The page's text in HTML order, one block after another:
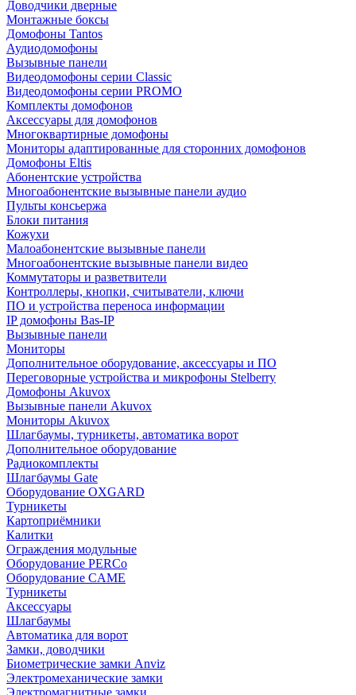
Доводчики дверные
Монтажные боксы
Домофоны Tantos
Аудиодомофоны
Вызывные панели
Видеодомофоны серии Classic
Видеодомофоны серии PROMO
Комплекты домофонов
Аксессуары для домофонов
Многоквартирные домофоны
Мониторы адаптированные для сторонних домофонов
Домофоны Eltis
Абонентские устройства
Многоабонентские вызывные панели аудио
Пульты консьержа
Блоки питания
Кожухи
Малоабонентские вызывные панели
Многоабонентские вызывные панели видео
Коммутаторы и разветвители
Контроллеры, кнопки, считыватели, ключи
ПО и устройства переноса информации
IP домофоны Bas-IP
Вызывные панели
Мониторы
Дополнительное оборудование, аксессуары и ПО
Переговорные устройства и микрофоны Stelberry
Домофоны Akuvox
Вызывные панели Akuvox
Мониторы Akuvox
Шлагбаумы, турникеты, автоматика ворот
Дополнительное оборудование
Радиокомплекты
Шлагбаумы Gate
Оборудование OXGARD
Турникеты
Картоприёмники
Калитки
Ограждения модульные
Оборудование PERCo
Оборудование CAME
Турникеты
Аксессуары
Шлагбаумы
Автоматика для ворот
Замки, доводчики
Биометрические замки Anviz
Электромеханические замки
Электромагнитные замки